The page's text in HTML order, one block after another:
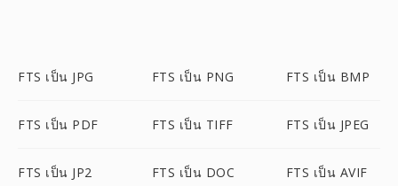
FTS เป็น JPG FTS เป็น PNG FTS เป็น BMP
FTS เป็น PDF FTS เป็น TIFF FTS เป็น JPEG
FTS เป็น JP2 FTS เป็น DOC FTS เป็น AVIF